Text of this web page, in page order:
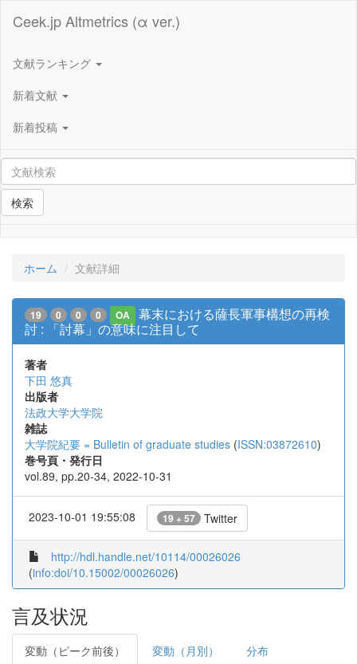
Ceek.jp Altmetrics (α ver.)
文献ランキング
新着文献
新着投稿
検索
ホーム 文献詳細
19 0 0 0 OA
幕末における薩長軍事構想の再検
討 : 「討幕」の意味に注目して
著者
下田 悠真
出版者
法政大学大学院
雑誌
大学院紀要 = Bulletin of graduate studies (ISSN:03872610)
巻号頁・発行日
vol.89, pp.20-34, 2022-10-31
2023-10-01 19:55:08 19 + 57 Twitter
http://hdl.handle.net/10114/00026026
(info:doi/10.15002/00026026)
言及状況
変動（ピーク前後） 変動（月別） 分布